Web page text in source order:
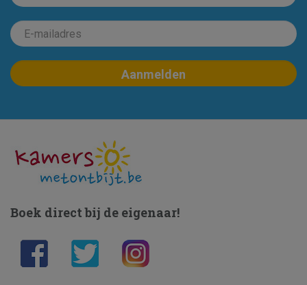
Boek direct bij de eigenaar!